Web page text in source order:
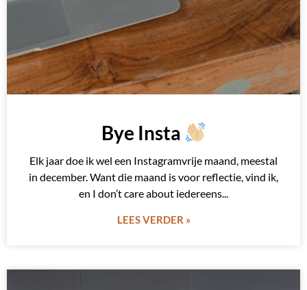
Bye Insta
Elk jaar doe ik wel een Instagramvrije maand, meestal
in december. Want die maand is voor reflectie, vind ik,
en I don’t care about iedereens
LEES VERDER »